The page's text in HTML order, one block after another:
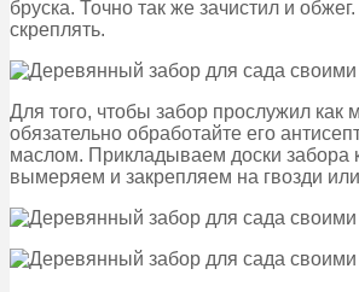
бруска. Точно так же зачистил и
скреплять.
Для того, чтобы забор прослужил как
обязательно обработайте его
маслом. Прикладываем доски забора
вымеряем и закрепляем на гвозди